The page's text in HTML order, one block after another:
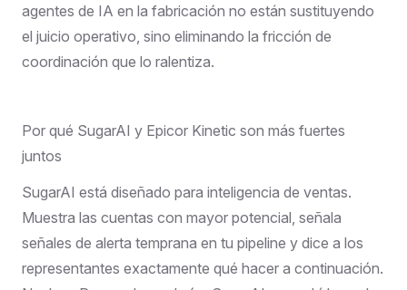
agentes de IA en la fabricación no están sustituyendo
el juicio operativo, sino eliminando la fricción de
coordinación que lo ralentiza.
Por qué SugarAI y Epicor Kinetic son más fuertes
juntos
SugarAI está diseñado para inteligencia de ventas.
Muestra las cuentas con mayor potencial, señala
señales de alerta temprana en tu pipeline y dice a los
representantes exactamente qué hacer a continuación.